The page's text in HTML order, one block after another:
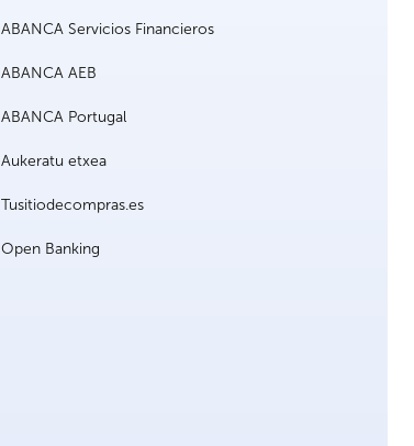
ABANCA Servicios Financieros
ABANCA AEB
ABANCA Portugal
Aukeratu etxea
Tusitiodecompras.es
Open Banking